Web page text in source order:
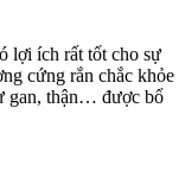
lợi ích rất tốt cho sự
cứng rắn chắc khỏe
gan, thận… được bổ